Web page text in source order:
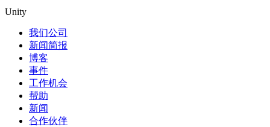
Unity
我们公司
新闻简报
博客
事件
工作机会
帮助
新闻
合作伙伴